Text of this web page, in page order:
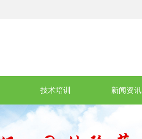
技术培训 新闻资讯